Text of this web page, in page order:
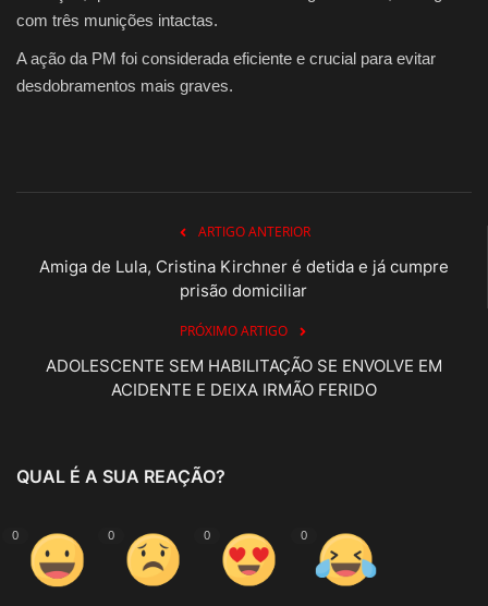
com três munições intactas.
A ação da PM foi considerada eficiente e crucial para evitar
desdobramentos mais graves.
ARTIGO ANTERIOR
Amiga de Lula, Cristina Kirchner é detida e já cumpre
prisão domiciliar
PRÓXIMO ARTIGO
ADOLESCENTE SEM HABILITAÇÃO SE ENVOLVE EM
ACIDENTE E DEIXA IRMÃO FERIDO
QUAL É A SUA REAÇÃO?
0 0 0 0